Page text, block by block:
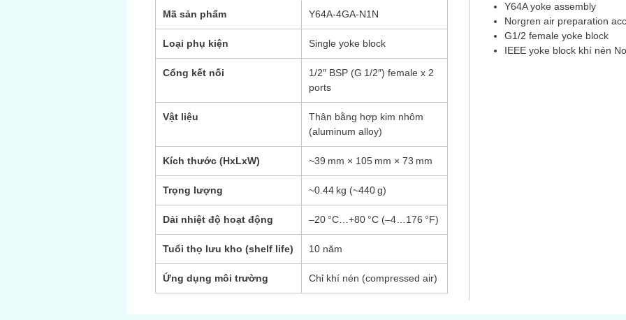
Mã sản phẩm Y64A‑4GA‑N1N
Loại phụ kiện Single yoke block
Cổng kết nối
1/2″ BSP (G 1/2″) female x 2
ports
Vật liệu
Thân bằng hợp kim nhôm
(aluminum alloy)
Kích thước (HxLxW) ~39 mm × 105 mm × 73 mm
Trọng lượng ~0.44 kg (~440 g)
Dải nhiệt độ hoạt động –20 °C…+80 °C (–4…176 °F)
Tuổi thọ lưu kho (shelf life) 10 năm
Ứng dụng môi trường Chỉ khí nén (compressed air)
Y64A yoke assembly
Norgren air preparation
G1/2 female yoke block
IEEE yoke block khí nén